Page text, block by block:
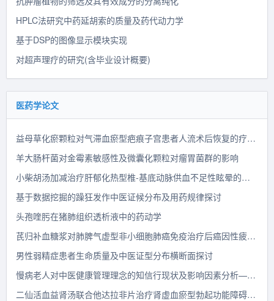
HPLC法研究中药延胡索的质量及药代动力学
基于DSP的图像显示模块实现
对超声理疗的研究(含毕业设计概要)
医药学论文
益母草化瘀颗粒对气滞血瘀型疤痕子宫患者人流术后恢复的疗效观察
羊大肠杆菌对金霉素敏感性及微囊化颗粒对瘤胃菌群的影响
小柴胡汤加减治疗肝郁化热型椎-基底动脉供血不足性眩晕的临床探讨
基于数据挖掘的躁狂发作中医证候分布及用药规律探讨
头孢喹肟在猪肺组织透析液中的药动学
芪归补血糖浆对肺脾气虚型非小细胞肺癌免疫治疗后癌因性疲乏的临床观察
男性弱精症患者生命质量及中医证型分布横断面探讨
慢病老人对中医健康管理理念的知信行现状及影响因素分析——以哈尔滨市胜利村为例
二仙活血益肾汤联合他达拉非片治疗肾虚血瘀型勃起功能障碍的临床疗效观察